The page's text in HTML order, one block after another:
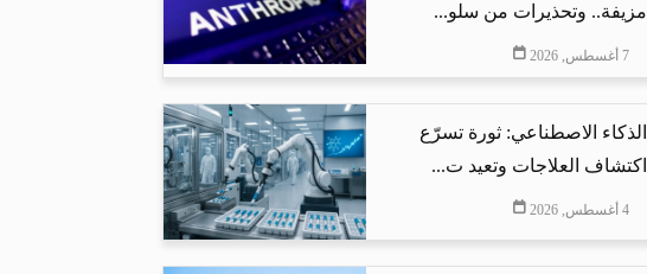
مزيفة.. وتحذيرات من سلو...
7 أغسطس, 2026
الذكاء الاصطناعي: ثورة تسرّع
اكتشاف العلاجات وتعيد ت...
4 أغسطس, 2026